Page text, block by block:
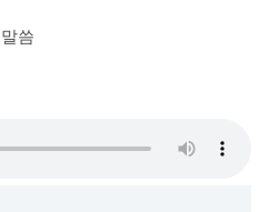
씀